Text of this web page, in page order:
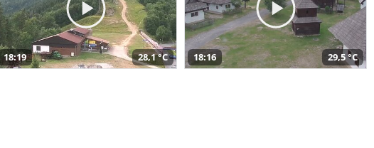
18:19 28,1 °C 18:16 29,5 °C